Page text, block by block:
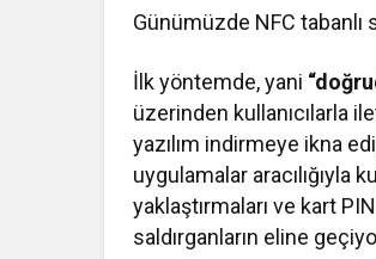
Günümüzde NFC tabanlı
İlk yöntemde, yani
üzerinden kullanıcılarla
yazılım indirmeye ikna
uygulamalar aracılığıyla
yaklaştırmaları ve kart
saldırganların eline